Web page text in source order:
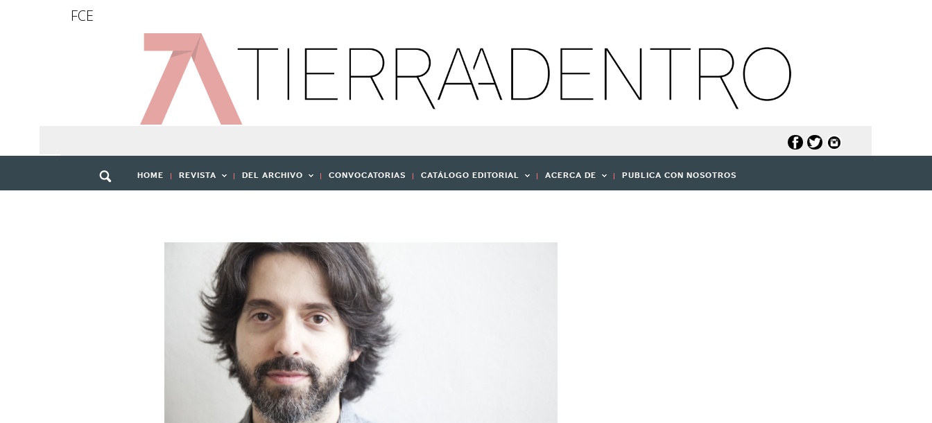
FCE
HOME REVISTA DEL ARCHIVO CONVOCATORIAS CATÁLOGO EDITORIAL ACERCA DE PUBLICA CON NOSOTROS